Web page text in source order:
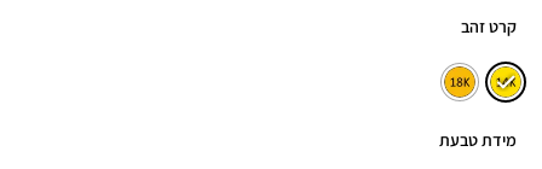
קרט זהב
מידת טבעת